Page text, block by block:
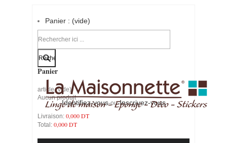
Identifiez-vous-ou-Inscrivez-vous
Panier : (vide)
Votre compte
Panier
article (vide)
Aucun produit
Livraison: 0,000 DT
Total: 0,000 DT